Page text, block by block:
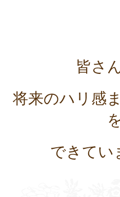
皆さ
将来のハリ感
できてい